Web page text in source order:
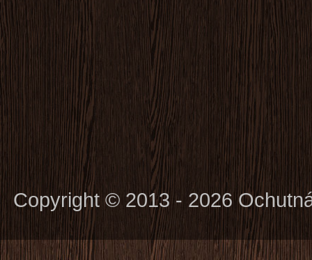
Copyright © 2013 - 2026